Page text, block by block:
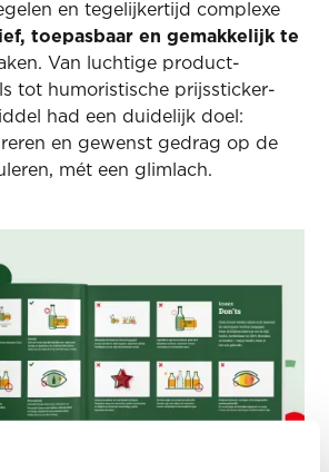
en tegelijkertijd complexe
toepasbaar en gemakkelijk te
Van luchtige product­
tot humoristische prijssticker-
had een duidelijk doel:
en gewenst gedrag op de
mét een glimlach.